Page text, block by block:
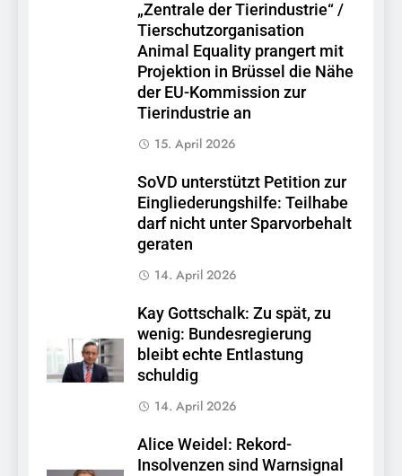
„Zentrale der Tierindustrie“ /
Tierschutzorganisation
Animal Equality prangert mit
Projektion in Brüssel die Nähe
der EU-Kommission zur
Tierindustrie an
15. April 2026
SoVD unterstützt Petition zur
Eingliederungshilfe: Teilhabe
darf nicht unter Sparvorbehalt
geraten
14. April 2026
Kay Gottschalk: Zu spät, zu
wenig: Bundesregierung
bleibt echte Entlastung
schuldig
14. April 2026
Alice Weidel: Rekord-
Insolvenzen sind Warnsignal